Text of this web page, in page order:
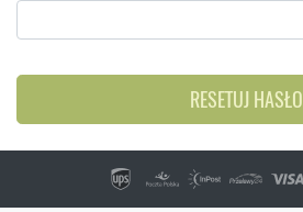
RESETUJ HASŁO